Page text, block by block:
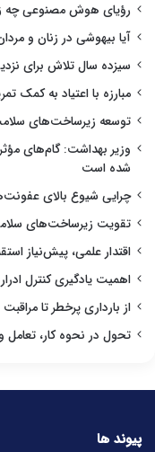
رؤیای هوش مصنوعی چه
آیا بیهوشی در زنان و
سیزده سال تلاش برای
مبارزه با اعتیاد به کمک
توسعه زیرساخت‌های سلامت فارس با ۳
وزیر بهداشت: گام‌های
شده است
چرایی شیوع بالای
تقویت زیرساخت‌های
اقتدار علمی، پیش‌نیاز
اهمیت یادگیری کنترل ادرار پیش
از بارداری پرخطر تا مراقبت
تحول در نحوه کار،
پیوند ها